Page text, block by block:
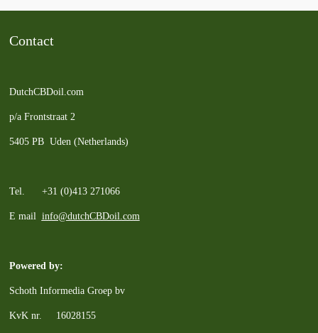
Contact
DutchCBDoil.com
p/a Frontstraat 2
5405 PB Uden (Netherlands)
Tel. +31 (0)413 271066
E mail info@dutchCBDoil.com
Powered by:
Schoth Informedia Groep bv
KvK nr. 16028155